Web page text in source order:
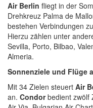
Air Berlin fliegt in der
Drehkreuz Palma de
bestehen Verbindungen
Hierzu zählen unter
Sevilla, Porto, Bilbao,
Almeria.
Sonnenziele und Flüge
Mit 34 Zielen steuert Air
an. Condorbedient zwölf